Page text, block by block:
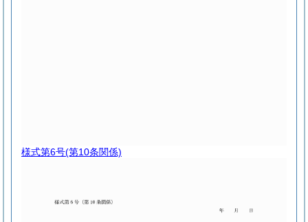
様式第6号(第10条関係)